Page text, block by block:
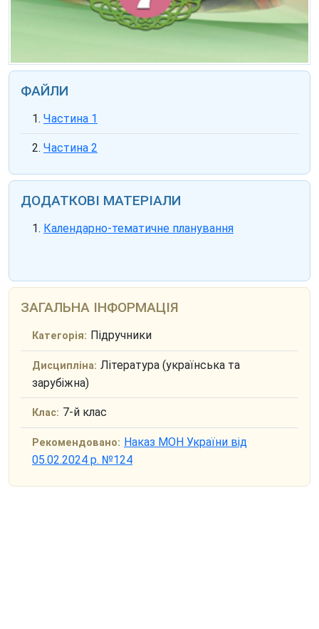
ФАЙЛИ
Частина 1
Частина 2
ДОДАТКОВІ МАТЕРІАЛИ
Календарно-тематичне планування
ЗАГАЛЬНА ІНФОРМАЦІЯ
Категорія: Підручники
Дисципліна: Література (українська та
зарубіжна)
Клас: 7-й клас
Рекомендовано: Наказ МОН України від
05.02.2024 р. №124